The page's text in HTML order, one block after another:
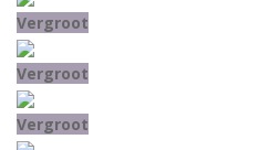
Vergroot
Vergroot
Vergroot